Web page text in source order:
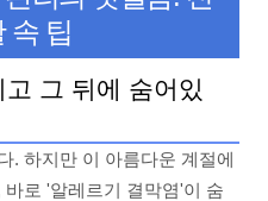
속 팁
그 뒤에 숨어있
. 하지만 이 아름다운 계절에
로 '알레르기 결막염'이 숨